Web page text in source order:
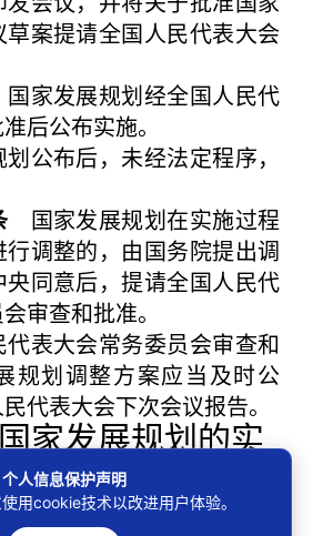
案提请全国人民代表大会
家发展规划经全国人民代
后公布实施。
布后，未经法定程序，
国家发展规划在实施过程
调整的，由国务院提出调
同意后，提请全国人民代
审查和批准。
表大会常务委员会审查和
规划调整方案应当及时公
代表大会下次会议报告。
家发展规划的实
施
国务院负责组织实施国家
个人信息保护声明
用cookie技术以改进用户体验。